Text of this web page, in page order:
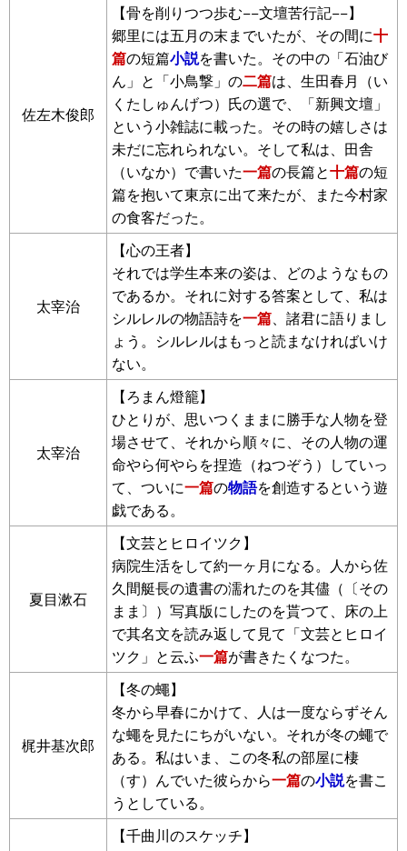
佐左木俊郎
【骨を削りつつ歩む−−文壇苦行記−−】
郷里には五月の末までいたが、その間に十
篇の短篇小説を書いた。その中の「石油び
ん」と「小鳥撃」の二篇は、生田春月（い
くたしゅんげつ）氏の選で、「新興文壇」
という小雑誌に載った。その時の嬉しさは
未だに忘れられない。そして私は、田舎
（いなか）で書いた一篇の長篇と十篇の短
篇を抱いて東京に出て来たが、また今村家
の食客だった。
太宰治
【心の王者】
それでは学生本来の姿は、どのようなもの
であるか。それに対する答案として、私は
シルレルの物語詩を一篇、諸君に語りまし
ょう。シルレルはもっと読まなければいけ
ない。
太宰治
【ろまん燈籠】
ひとりが、思いつくままに勝手な人物を登
場させて、それから順々に、その人物の運
命やら何やらを捏造（ねつぞう）していっ
て、ついに一篇の物語を創造するという遊
戯である。
夏目漱石
【文芸とヒロイツク】
病院生活をして約一ヶ月になる。人から佐
久間艇長の遺書の濡れたのを其儘（〔その
まま〕）写真版にしたのを貰つて、床の上
で其名文を読み返して見て「文芸とヒロイ
ツク」と云ふ一篇が書きたくなつた。
梶井基次郎
【冬の蠅】
冬から早春にかけて、人は一度ならずそん
な蠅を見たにちがいない。それが冬の蠅で
ある。私はいま、この冬私の部屋に棲
（す）んでいた彼らから一篇の小説を書こ
うとしている。
【千曲川のスケッチ】